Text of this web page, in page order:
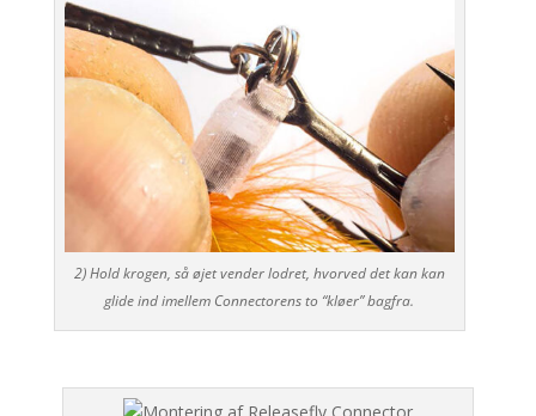
2) Hold krogen, så øjet vender lodret, hvorved det kan kan
glide ind imellem Connectorens to “kløer” bagfra.